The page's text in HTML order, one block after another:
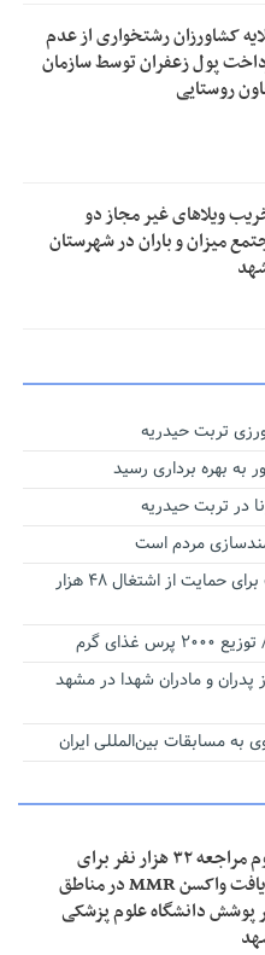
کشاورزان رشتخواری از عدم
پول زعفران توسط سازمان
روستایی
ویلاهای غیر مجاز دو
میزان و باران در شهرستان
تربت حیدریه
به بهره برداری رسید
مردم است
پرداخت ۲۱۹ میلیارد تومان تسهیلات برای حمایت از اشتغال ۴۸ هزار
گرم
و مادران شهدا در مشهد
به مسابقات بین‌المللی ایران
لزوم مراجعه ۳۲ هزار نفر برای
دریافت واکسن MMR در مناطق
پوشش دانشگاه علوم پزشکی